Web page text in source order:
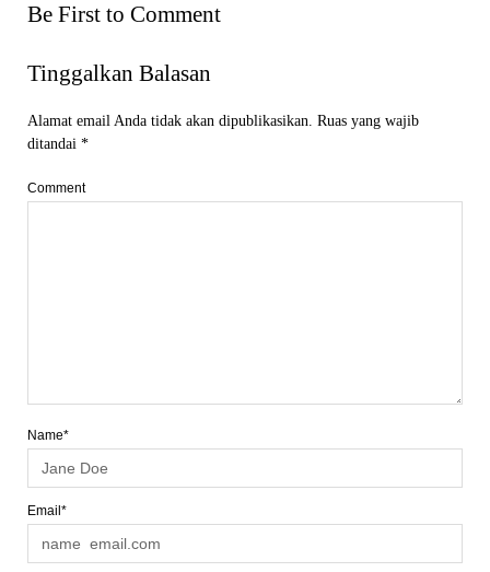
Be First to Comment
Tinggalkan Balasan
Alamat email Anda tidak akan dipublikasikan. Ruas yang wajib
ditandai *
Comment
Name*
Email*